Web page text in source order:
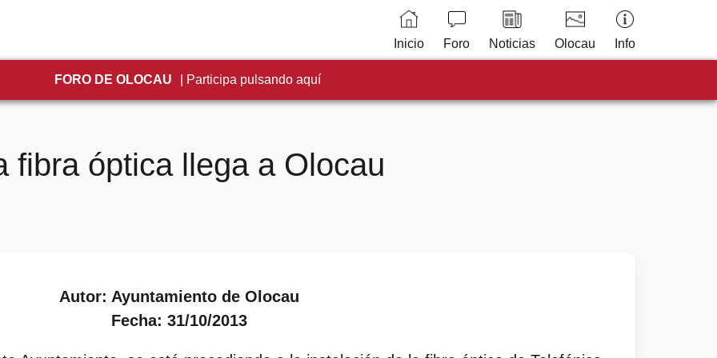
Inicio Foro Noticias Olocau Info
FORO DE OLOCAU | Participa pulsando aquí
fibra óptica llega a Olocau
Autor: Ayuntamiento de Olocau
Fecha: 31/10/2013